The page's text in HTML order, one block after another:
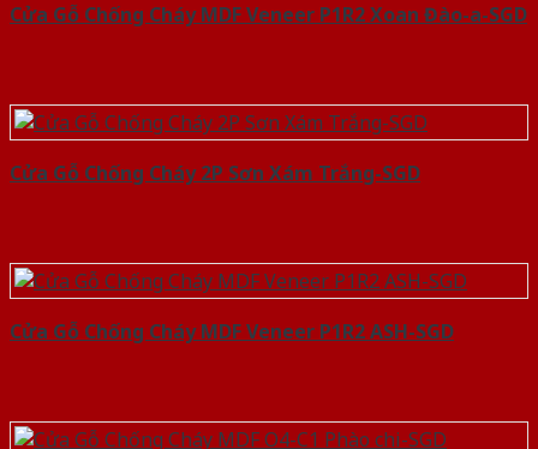
Cửa Gỗ Chống Cháy MDF Veneer P1R2 Xoan Đào-a-SGD
Cửa Gỗ Chống Cháy 2P Sơn Xám Trắng-SGD
Cửa Gỗ Chống Cháy MDF Veneer P1R2 ASH-SGD